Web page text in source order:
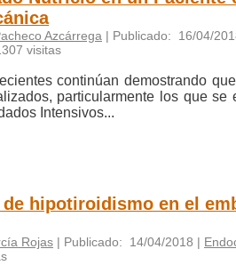
Azcárrega | Publicado: 16/04/
visitas
continúan demostrando
particularmente los que se
Intensivos...
hipotiroidismo en el
Rojas | Publicado: 14/04/2018 |